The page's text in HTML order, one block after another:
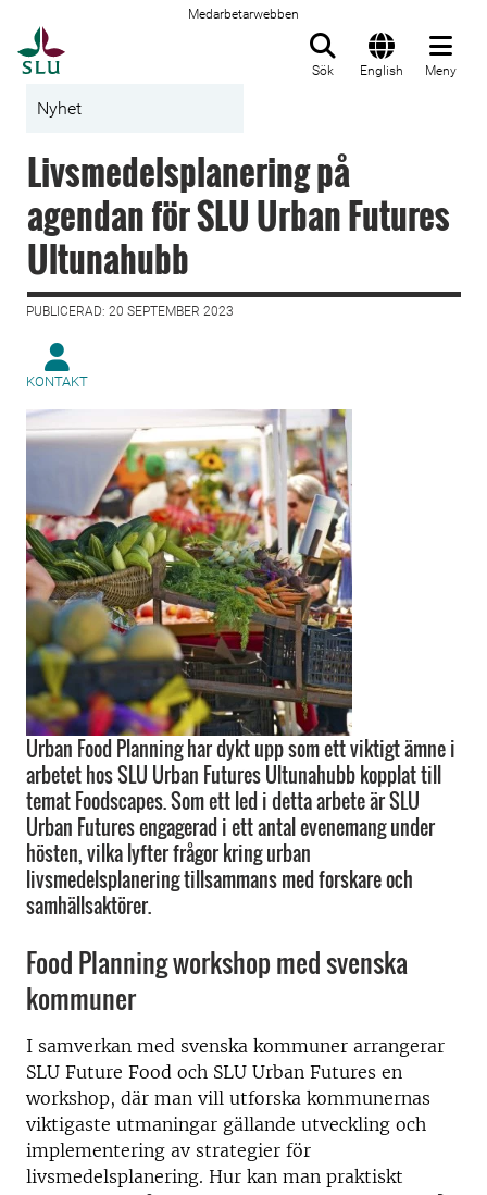
Medarbetarwebben
Sök English Meny
Nyhet
Livsmedelsplanering på
agendan för SLU Urban Futures
Ultunahubb
PUBLICERAD: 20 SEPTEMBER 2023
KONTAKT
Urban Food Planning har dykt upp som ett viktigt ämne i
arbetet hos SLU Urban Futures Ultunahubb kopplat till
temat Foodscapes. Som ett led i detta arbete är SLU
Urban Futures engagerad i ett antal evenemang under
hösten, vilka lyfter frågor kring urban
livsmedelsplanering tillsammans med forskare och
samhällsaktörer.
Food Planning workshop med svenska
kommuner
I samverkan med svenska kommuner arrangerar
SLU Future Food och SLU Urban Futures en
workshop, där man vill utforska kommunernas
viktigaste utmaningar gällande utveckling och
implementering av strategier för
livsmedelsplanering. Hur kan man praktiskt